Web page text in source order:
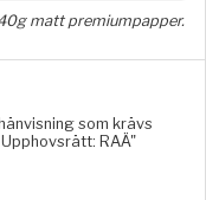
matt premiumpapper.
som krävs
RAÄ"